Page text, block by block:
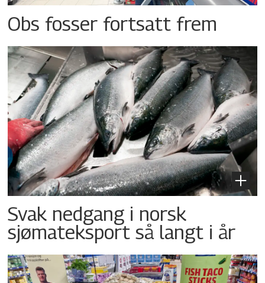
Obs fosser fortsatt frem
Svak nedgang i norsk
sjømateksport så langt i år